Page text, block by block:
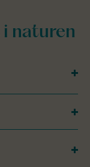
naturen